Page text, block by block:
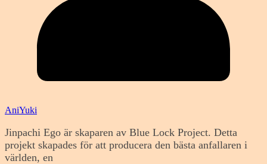
AniYuki
Jinpachi Ego är skaparen av Blue Lock Project. Detta
projekt skapades för att producera den bästa anfallaren i
världen, en